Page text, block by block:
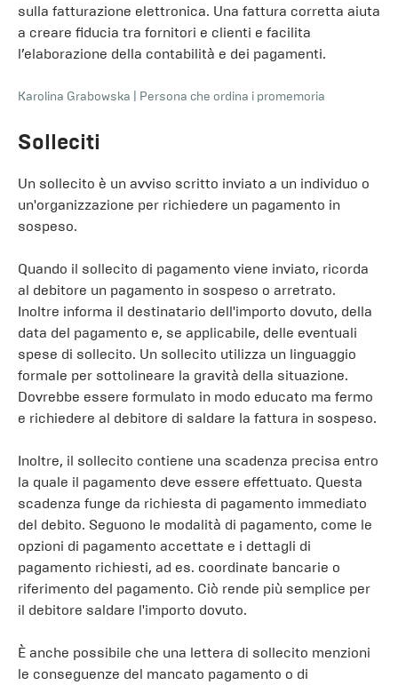
sulla fatturazione elettronica. Una fattura corretta aiuta
a creare fiducia tra fornitori e clienti e facilita
l’elaborazione della contabilità e dei pagamenti.
Karolina Grabowska Persona che ordina i promemoria
Solleciti
Un sollecito è un avviso scritto inviato a un individuo o
un'organizzazione per richiedere un pagamento in
sospeso.
Quando il sollecito di pagamento viene inviato, ricorda
al debitore un pagamento in sospeso o arretrato.
Inoltre informa il destinatario dell'importo dovuto, della
data del pagamento e, se applicabile, delle eventuali
spese di sollecito. Un sollecito utilizza un linguaggio
formale per sottolineare la gravità della situazione.
Dovrebbe essere formulato in modo educato ma fermo
e richiedere al debitore di saldare la fattura in sospeso.
Inoltre, il sollecito contiene una scadenza precisa entro
la quale il pagamento deve essere effettuato. Questa
scadenza funge da richiesta di pagamento immediato
del debito. Seguono le modalità di pagamento, come le
opzioni di pagamento accettate e i dettagli di
pagamento richiesti, ad es. coordinate bancarie o
riferimento del pagamento. Ciò rende più semplice per
il debitore saldare l'importo dovuto.
È anche possibile che una lettera di sollecito menzioni
le conseguenze del mancato pagamento o di